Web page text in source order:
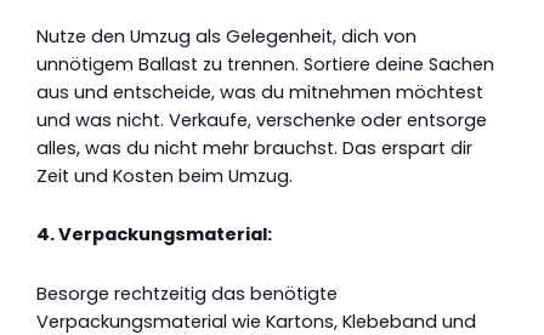
Nutze den Umzug als Gelegenheit, dich von
unnötigem Ballast zu trennen. Sortiere deine Sachen
aus und entscheide, was du mitnehmen möchtest
und was nicht. Verkaufe, verschenke oder entsorge
alles, was du nicht mehr brauchst. Das erspart dir
Zeit und Kosten beim Umzug.
4. Verpackungsmaterial:
Besorge rechtzeitig das benötigte
Verpackungsmaterial wie Kartons, Klebeband und